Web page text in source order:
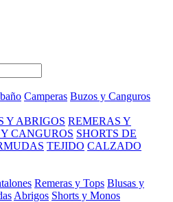
Camperas Buzos y Canguros
Y ABRIGOS REMERAS Y
CANGUROS SHORTS DE
TEJIDO CALZADO
Remeras y Tops Blusas y
Abrigos Shorts y Monos